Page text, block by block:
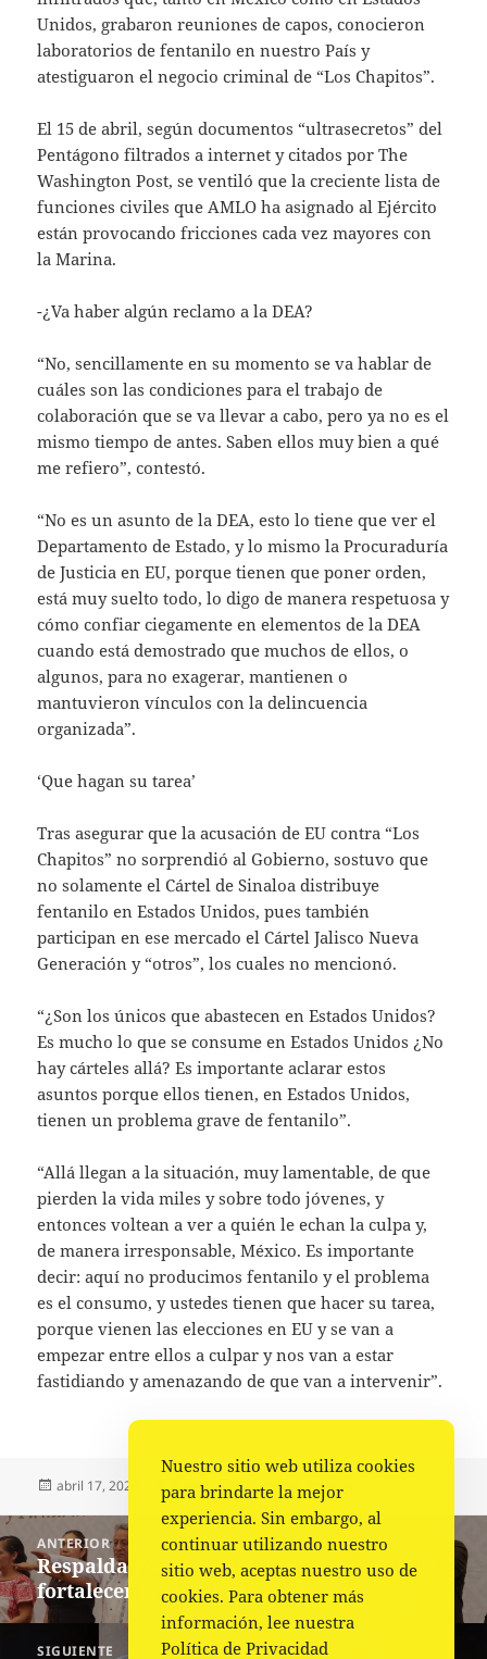
Unidos, grabaron reuniones de capos, conocieron
laboratorios de fentanilo en nuestro País y
atestiguaron el negocio criminal de “Los Chapitos”.
El 15 de abril, según documentos “ultrasecretos” del
Pentágono filtrados a internet y citados por The
Washington Post, se ventiló que la creciente lista de
funciones civiles que AMLO ha asignado al Ejército
están provocando fricciones cada vez mayores con
la Marina.
-¿Va haber algún reclamo a la DEA?
“No, sencillamente en su momento se va hablar de
cuáles son las condiciones para el trabajo de
colaboración que se va llevar a cabo, pero ya no es el
mismo tiempo de antes. Saben ellos muy bien a qué
me refiero”, contestó.
“No es un asunto de la DEA, esto lo tiene que ver el
Departamento de Estado, y lo mismo la Procuraduría
de Justicia en EU, porque tienen que poner orden,
está muy suelto todo, lo digo de manera respetuosa y
cómo confiar ciegamente en elementos de la DEA
cuando está demostrado que muchos de ellos, o
algunos, para no exagerar, mantienen o
mantuvieron vínculos con la delincuencia
organizada”.
‘Que hagan su tarea’
Tras asegurar que la acusación de EU contra “Los
Chapitos” no sorprendió al Gobierno, sostuvo que
no solamente el Cártel de Sinaloa distribuye
fentanilo en Estados Unidos, pues también
participan en ese mercado el Cártel Jalisco Nueva
Generación y “otros”, los cuales no mencionó.
“¿Son los únicos que abastecen en Estados Unidos?
Es mucho lo que se consume en Estados Unidos ¿No
hay cárteles allá? Es importante aclarar estos
asuntos porque ellos tienen, en Estados Unidos,
tienen un problema grave de fentanilo”.
“Allá llegan a la situación, muy lamentable, de que
pierden la vida miles y sobre todo jóvenes, y
entonces voltean a ver a quién le echan la culpa y,
de manera irresponsable, México. Es importante
decir: aquí no producimos fentanilo y el problema
es el consumo, y ustedes tienen que hacer su tarea,
porque vienen las elecciones en EU y se van a
empezar entre ellos a culpar y nos van a estar
fastidiando y amenazando de que van a intervenir”.
Publicado
abril 17, 2023 Autor
Fuente Categorías
Nacional,Portada
Navegación
de
entradas
ANTERIOR
Entrada
anterior:
Respalda Poder Judicial estrategias para
fortalecer la equidad de género
SIGUIENTE
Nuestro sitio web utiliza cookies
para brindarte la mejor
experiencia. Sin embargo, al
continuar utilizando nuestro
sitio web, aceptas nuestro uso de
cookies. Para obtener más
información, lee nuestra
Política de Privacidad